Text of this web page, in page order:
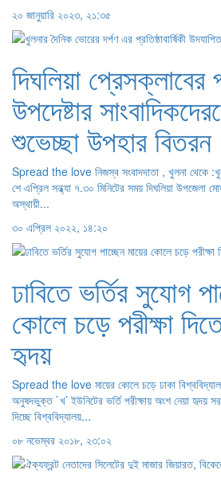
২০ জানুয়ারি ২০২৩, ২১:৩৫
দিঘলিয়া প্রেসক্লাবের
উপদেষ্টার
শুভেচ্ছা উপহার বিতরন
Spread the love নিজস্ব সংবাদদাতা , খুলনা থেকে
শে এপ্রিল সন্ধ্যা ৭.৩০ মিনিটের সময় দিঘলিয়া উপজেলা
অস্থায়ী...
৩০ এপ্রিল ২০২২, ১৪:২০
ঢাবিতে ভর্তির সুযোগ
কোলে চড়ে পরীক্ষা
হৃদয়
Spread the love মায়ের কোলে চড়ে ঢাকা
অনুষদভুক্ত `খ’ ইউনিটের ভর্তি পরীক্ষায় অংশ নেয়া হৃদয়
দিচ্ছে বিশ্ববিদ্যালয়...
০৮ নভেম্বর ২০১৮, ২৩:০২